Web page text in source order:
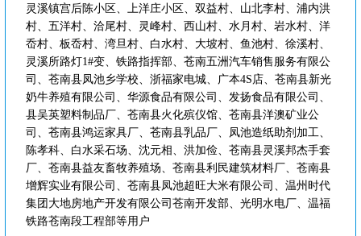
灵溪镇宫后陈小区、上洋庄小区、双益村、山北李村、浦内洪
村、五洋村、洽尾村、灵峰村、西山村、水月村、岩水村、洋
岙村、板岙村、湾旦村、白水村、大坡村、鱼池村、徐溪村、
灵溪所路灯1#变、铁路指挥部、苍南五洲汽车销售服务有限公
司、苍南县凤池乡学校、浙福家电城、广本4S店、苍南县新光
奶牛养殖有限公司、华源食品有限公司、发扬食品有限公司、
县吴英塑料制品厂、苍南县火化殡仪馆、苍南县洋澳矿业公
司、苍南县鸿运家具厂、苍南县乳品厂、凤池造纸助剂加工、
陈孝科、白水采石场、沈元相、洪加俭、苍南县灵溪邦杰手套
厂、苍南县益友畜牧养殖场、苍南县利民建筑材料厂、苍南县
增辉实业有限公司、苍南县凤池超旺大米有限公司、温州时代
集团大地房地产开发有限公司苍南开发部、光明水电厂、温福
铁路苍南段工程部等用户